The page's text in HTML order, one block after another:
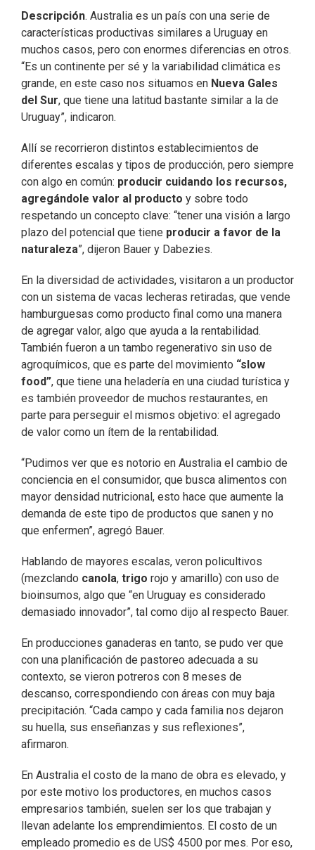
Descripción. Australia es un país con una serie de
características productivas similares a Uruguay en
muchos casos, pero con enormes diferencias en otros.
“Es un continente per sé y la variabilidad climática es
grande, en este caso nos situamos en Nueva Gales
del Sur, que tiene una latitud bastante similar a la de
Uruguay”, indicaron.
Allí se recorrieron distintos establecimientos de
diferentes escalas y tipos de producción, pero siempre
con algo en común: producir cuidando los recursos,
agregándole valor al producto y sobre todo
respetando un concepto clave: “tener una visión a largo
plazo del potencial que tiene producir a favor de la
naturaleza”, dijeron Bauer y Dabezies.
En la diversidad de actividades, visitaron a un productor
con un sistema de vacas lecheras retiradas, que vende
hamburguesas como producto final como una manera
de agregar valor, algo que ayuda a la rentabilidad.
También fueron a un tambo regenerativo sin uso de
agroquímicos, que es parte del movimiento “slow
food”, que tiene una heladería en una ciudad turística y
es también proveedor de muchos restaurantes, en
parte para perseguir el mismos objetivo: el agregado
de valor como un ítem de la rentabilidad.
“Pudimos ver que es notorio en Australia el cambio de
conciencia en el consumidor, que busca alimentos con
mayor densidad nutricional, esto hace que aumente la
demanda de este tipo de productos que sanen y no
que enfermen”, agregó Bauer.
Hablando de mayores escalas, veron policultivos
(mezclando canola, trigo rojo y amarillo) con uso de
bioinsumos, algo que “en Uruguay es considerado
demasiado innovador”, tal como dijo al respecto Bauer.
En producciones ganaderas en tanto, se pudo ver que
con una planificación de pastoreo adecuada a su
contexto, se vieron potreros con 8 meses de
descanso, correspondiendo con áreas con muy baja
precipitación. “Cada campo y cada familia nos dejaron
su huella, sus enseñanzas y sus reflexiones”,
afirmaron.
En Australia el costo de la mano de obra es elevado, y
por este motivo los productores, en muchos casos
empresarios también, suelen ser los que trabajan y
llevan adelante los emprendimientos. El costo de un
empleado promedio es de US$ 4500 por mes. Por eso,